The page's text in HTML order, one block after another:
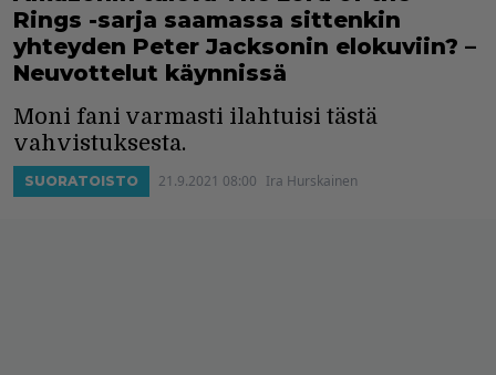
Rings -sarja saamassa sittenkin
yhteyden Peter Jacksonin elokuviin? –
Neuvottelut käynnissä
Moni fani varmasti ilahtuisi tästä
vahvistuksesta.
SUORATOISTO 21.9.2021 08:00 Ira Hurskainen